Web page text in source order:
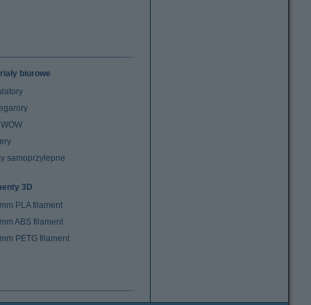
biurowe
samoprzylepne
3D
PLA filament
ABS filament
PETG filament